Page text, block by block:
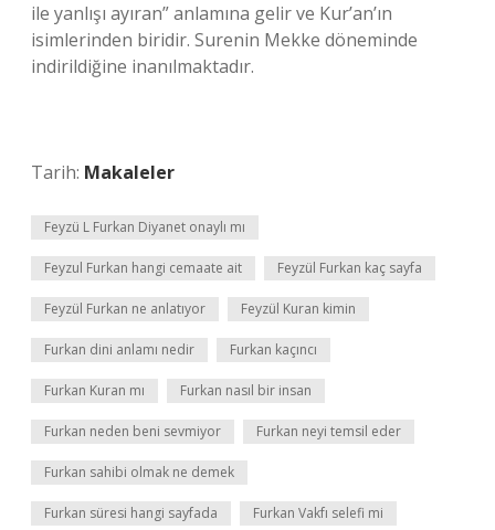
ile yanlışı ayıran” anlamına gelir ve Kur’an’ın
isimlerinden biridir. Surenin Mekke döneminde
indirildiğine inanılmaktadır.
Tarih: Makaleler
Feyzü L Furkan Diyanet onaylı mı
Feyzul Furkan hangi cemaate ait Feyzül Furkan kaç sayfa
Feyzül Furkan ne anlatıyor Feyzül Kuran kimin
Furkan dini anlamı nedir Furkan kaçıncı
Furkan Kuran mı Furkan nasıl bir insan
Furkan neden beni sevmiyor Furkan neyi temsil eder
Furkan sahibi olmak ne demek
Furkan süresi hangi sayfada Furkan Vakfı selefi mi